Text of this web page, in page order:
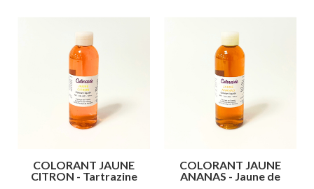
COLORANT JAUNE
CITRON - Tartrazine
COLORANT JAUNE
ANANAS - Jaune de